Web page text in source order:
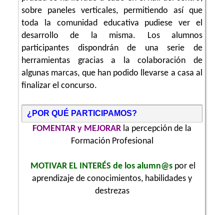
sobre paneles verticales, permitiendo así que
toda la comunidad educativa pudiese ver el
desarrollo de la misma. Los alumnos
participantes dispondrán de una serie de
herramientas gracias a la colaboración de
algunas marcas, que han podido llevarse a casa al
finalizar el concurso.
¿POR QUÉ PARTICIPAMOS?
FOMENTAR y MEJORAR la percepción de la
Formación Profesional
MOTIVAR EL INTERÉS de los alumn@s por el
aprendizaje de conocimientos, habilidades y
destrezas